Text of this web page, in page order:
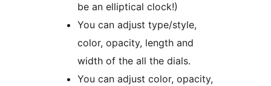
be an elliptical clock!)
You can adjust type/style,
color, opacity, length and
width of the all the dials.
You can adjust color, opacity,